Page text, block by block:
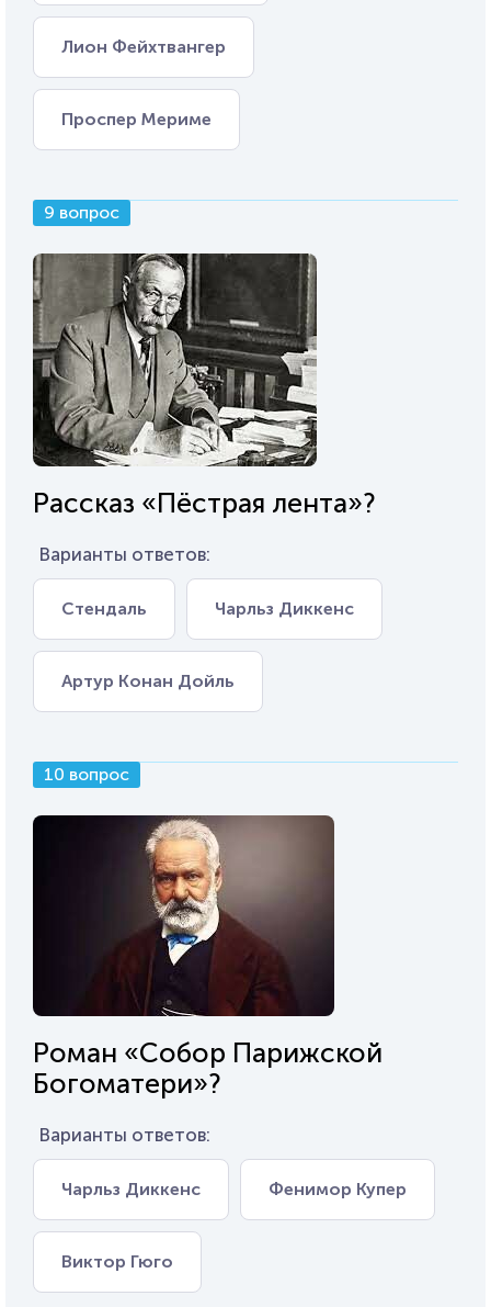
Лион Фейхтвангер
Проспер Мериме
9 вопрос
Рассказ «Пёстрая лента»?
Варианты ответов:
Стендаль Чарльз Диккенс
Артур Конан Дойль
10 вопрос
Роман «Собор Парижской
Богоматери»?
Варианты ответов:
Чарльз Диккенс Фенимор Купер
Виктор Гюго